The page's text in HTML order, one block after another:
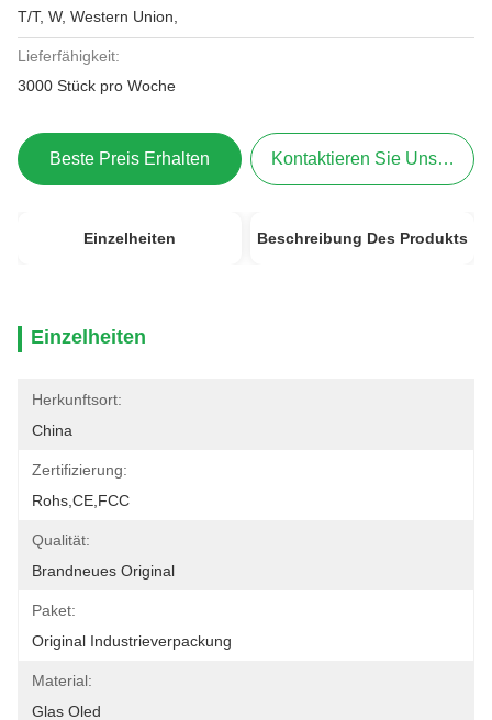
T/T, W, Western Union,
Lieferfähigkeit:
3000 Stück pro Woche
Beste Preis Erhalten Kontaktieren Sie Uns Jetzt
Einzelheiten Beschreibung Des Produkts
Einzelheiten
Herkunftsort:
China
Zertifizierung:
Rohs,CE,FCC
Qualität:
Brandneues Original
Paket:
Original Industrieverpackung
Material:
Glas Oled